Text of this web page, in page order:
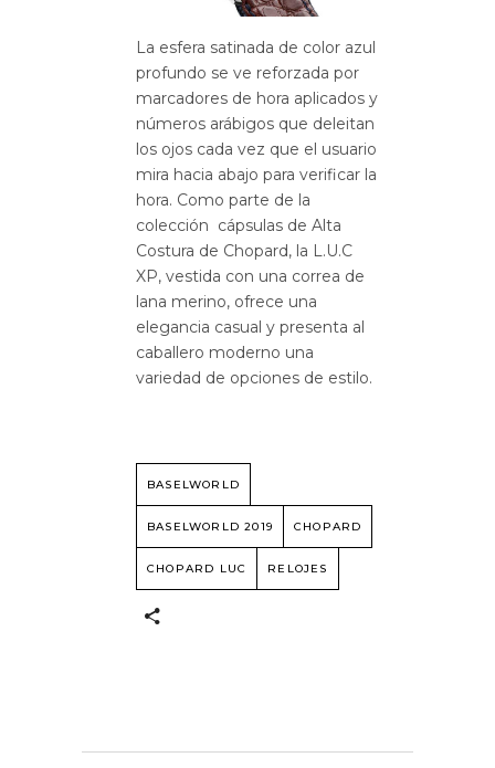
La esfera satinada de color azul
profundo se ve reforzada por
marcadores de hora aplicados y
números arábigos que deleitan
los ojos cada vez que el usuario
mira hacia abajo para verificar la
hora. Como parte de la
colección cápsulas de Alta
Costura de Chopard, la L.U.C
XP, vestida con una correa de
lana merino, ofrece una
elegancia casual y presenta al
caballero moderno una
variedad de opciones de estilo.
BASELWORLD
BASELWORLD 2019 CHOPARD
CHOPARD LUC RELOJES